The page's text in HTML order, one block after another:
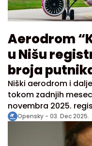
Aerodrom
u Nišu
broja
Niški aerodrom i
tokom zadnjih
novembra 2025.
28% u odnosu na isti
28.546 prevezenih
sletanja i poletanja
Opensky - 03. Dec 2025.